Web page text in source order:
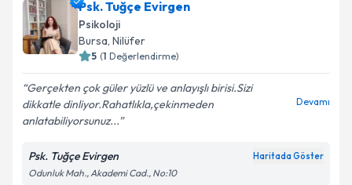
Psk. Aslıhan Kaplaniçin randevu takvimi talebi
oluşturun. Size bu uzmandan randevu almanız için bir
takvim hazırlandığında e-posta ile bilgilendireceğiz.
Metni'ni okudum ve kişisel verilerimin belirtilen
kapsamda işlenmesini kabul ediyorum.
Psk. Tuğçe Evirgen
Psikoloji
Bursa, Nilüfer
5 (1 Değerlendirme)
Gerçekten çok güler yüzlü ve anlayışlı birisi.Sizi
dikkatle dinliyor.Rahatlıkla,çekinmeden
anlatabiliyorsunuz...
Devamı
Psk. Tuğçe Evirgen Haritada Göster
Odunluk Mah., Akademi Cad., No:10